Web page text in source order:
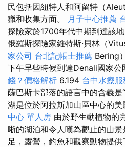
民包括因紐特人和阿留特（
獵和收集方面。
月子中心推薦
探險家於1700年代中期到達該
俄羅斯探險家維特斯·貝林（
家公司 台北記帳士推薦 Bering
下午早些時候到達Denali國家公
錢？價格解析 6.194 台中水療服
薩巴斯卡部落的語言中的含義是
湖是位於阿拉斯加山區中心的美
中心 單人房 由於野生動植物的
晰的湖泊和令人嘆為觀止的山
足，露營，釣魚和觀察動物提供